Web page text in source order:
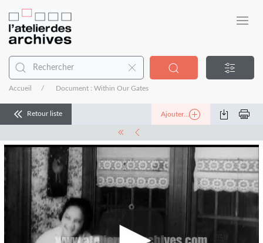
Accueil Document : Within Our Gates
Retour liste Ajouter...